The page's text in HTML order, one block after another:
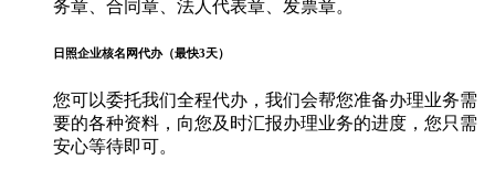
务章、合同章、法人代表章、发票章。
日照企业核名网代办（最快3天）
您可以委托我们全程代办，我们会帮您准备办理业务需
要的各种资料，向您及时汇报办理业务的进度，您只需
安心等待即可。